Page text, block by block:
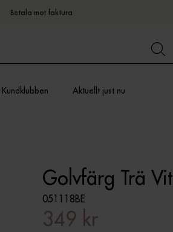
Betala mot faktura
Kundklubben Aktuellt just nu
Golvfärg Trä Vit
051118BE
349 kr